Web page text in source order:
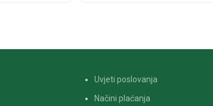
Uvjeti poslovanja
Načini plaćanja